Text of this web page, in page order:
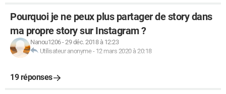
Pourquoi je ne peux plus partager de story dans
ma propre story sur Instagram ?
Nanou1206-29 déc. 2018 à 12:23
Utilisateur anonyme- 12 mars 2020 à 20:18
19 réponses